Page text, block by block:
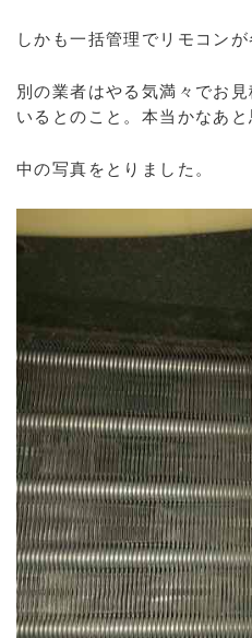
しかも一括管理でリモコンが
別の業者はやる気満々でお
いるとのこと。本当かなあと
中の写真をとりました。